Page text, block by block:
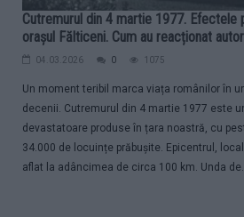
Cutremurul din 4 martie 1977. Efectele
orașul Fălticeni. Cum au reacționat
04.03.2026 0 1075
Un moment teribil marca viața românilor în
decenii. Cutremurul din 4 martie 1977 este
devastatoare produse în țara noastră, cu
34.000 de locuințe prăbușite. Epicentrul,
aflat la adâncimea de circa 100 km. Unda de...